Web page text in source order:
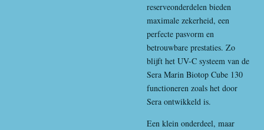
reserveonderdelen bieden
maximale zekerheid, een
perfecte pasvorm en
betrouwbare prestaties. Zo
blijft het UV-C systeem van de
Sera Marin Biotop Cube 130
functioneren zoals het door
Sera ontwikkeld is.
Een klein onderdeel, maar